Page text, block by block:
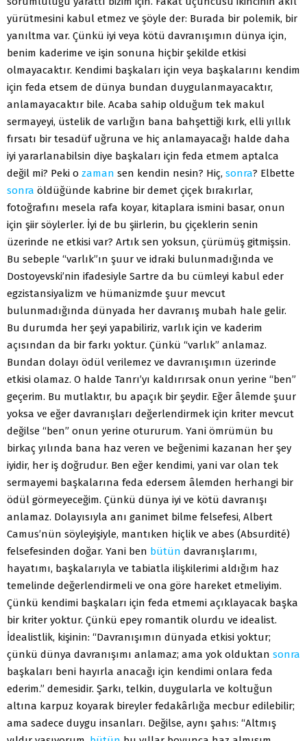
yürütmesini kabul etmez ve şöyle der: Burada bir polemik, bir
yanıltma var. Çünkü iyi veya kötü davranışımın dünya için,
benim kaderime ve işin sonuna hiçbir şekilde etkisi
olmayacaktır. Kendimi başkaları için veya başkalarını kendim
için feda etsem de dünya bundan duygulanmayacaktır,
anlamayacaktır bile. Acaba sahip olduğum tek makul
sermayeyi, üstelik de varlığın bana bahşettiği kırk, elli yıllık
fırsatı bir tesadüf uğruna ve hiç anlamayacağı halde daha
iyi yararlanabilsin diye başkaları için feda etmem aptalca
değil mi? Peki o zaman sen kendin nesin? Hiç, sonra? Elbette
sonra öldüğünde kabrine bir demet çiçek bırakırlar,
fotoğrafını mesela rafa koyar, kitaplara ismini basar, onun
için şiir söylerler. İyi de bu şiirlerin, bu çiçeklerin senin
üzerinde ne etkisi var? Artık sen yoksun, çürümüş gitmişsin.
Bu sebeple “varlık”ın şuur ve idraki bulunmadığında ve
Dostoyevski’nin ifadesiyle Sartre da bu cümleyi kabul eder
egzistansiyalizm ve hümanizmde şuur mevcut
bulunmadığında dünyada her davranış mubah hale gelir.
Bu durumda her şeyi yapabiliriz, varlık için ve kaderim
açısından da bir farkı yoktur. Çünkü “varlık” anlamaz.
Bundan dolayı ödül verilemez ve davranışımın üzerinde
etkisi olamaz. O halde Tanrı’yı kaldırırsak onun yerine “ben”
geçerim. Bu mutlaktır, bu apaçık bir şeydir. Eğer âlemde şuur
yoksa ve eğer davranışları değerlendirmek için kriter mevcut
değilse “ben” onun yerine otururum. Yani ömrümün bu
birkaç yılında bana haz veren ve beğenimi kazanan her şey
iyidir, her iş doğrudur. Ben eğer kendimi, yani var olan tek
sermayemi başkalarına feda edersem âlemden herhangi bir
ödül görmeyeceğim. Çünkü dünya iyi ve kötü davranışı
anlamaz. Dolayısıyla anı ganimet bilme felsefesi, Albert
Camus’nün söyleyişiyle, mantıken hiçlik ve abes (Absurdité)
felsefesinden doğar. Yani ben bütün davranışlarımı,
hayatımı, başkalarıyla ve tabiatla ilişkilerimi aldığım haz
temelinde değerlendirmeli ve ona göre hareket etmeliyim.
Çünkü kendimi başkaları için feda etmemi açıklayacak başka
bir kriter yoktur. Çünkü epey romantik olurdu ve idealist.
İdealistlik, kişinin: “Davranışımın dünyada etkisi yoktur;
çünkü dünya davranışımı anlamaz; ama yok olduktan sonra
başkaları beni hayırla anacağı için kendimi onlara feda
ederim.” demesidir. Şarkı, telkin, duygularla ve koltuğun
altına karpuz koyarak bireyler fedakârlığa mecbur edilebilir;
ama sadece duygu insanları. Değilse, aynı şahıs: “Altmış